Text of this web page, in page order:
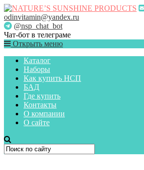
odinvitamin@yandex.ru
@nsp_chat_bot
Чат-бот в телеграме
Открыть меню
Каталог
Наборы
Как купить НСП
БАД
Где купить
Контакты
О компании
О сайте